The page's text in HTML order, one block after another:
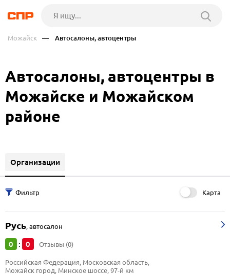
Можайск — Автосалоны, автоцентры
Автосалоны, автоцентры в
Можайске и Можайском
районе
Организации
Карта
Русь,автосалон
0 : 0 Отзывы (0)
Российская Федерация, Московская область,
Можайск город, Минское шоссе, 97-й км